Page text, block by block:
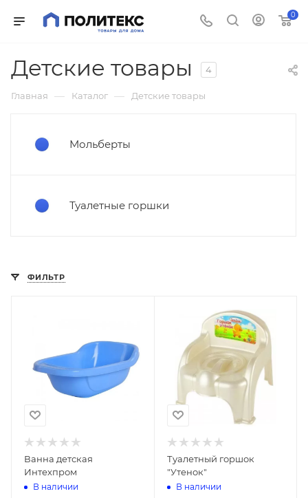
0
Детские товары 4
Главная — Каталог — Детские товары
Мольберты
Туалетные горшки
ФИЛЬТР
Ванна детская
Интехпром
В наличии
Туалетный горшок
"Утенок"
В наличии